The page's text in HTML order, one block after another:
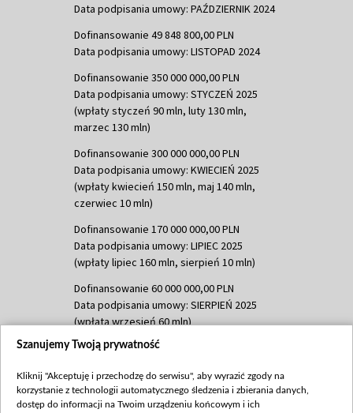
Data podpisania umowy: PAŹDZIERNIK 2024
Dofinansowanie 49 848 800,00 PLN
Data podpisania umowy: LISTOPAD 2024
Dofinansowanie 350 000 000,00 PLN
Data podpisania umowy: STYCZEŃ 2025
(wpłaty styczeń 90 mln, luty 130 mln,
marzec 130 mln)
Dofinansowanie 300 000 000,00 PLN
Data podpisania umowy: KWIECIEŃ 2025
(wpłaty kwiecień 150 mln, maj 140 mln,
czerwiec 10 mln)
Dofinansowanie 170 000 000,00 PLN
Data podpisania umowy: LIPIEC 2025
(wpłaty lipiec 160 mln, sierpień 10 mln)
Dofinansowanie 60 000 000,00 PLN
Data podpisania umowy: SIERPIEŃ 2025
(wpłata wrzesień 60 mln)
Dofinansowanie 635 783 051,21 PLN
(wpłata wrzesień 100 mln, październik 350
mln, listopad 265 mln)
Szanujemy Twoją prywatność
Kliknij "Akceptuję i przechodzę do serwisu", aby wyrazić zgody na
korzystanie z technologii automatycznego śledzenia i zbierania danych,
dostęp do informacji na Twoim urządzeniu końcowym i ich